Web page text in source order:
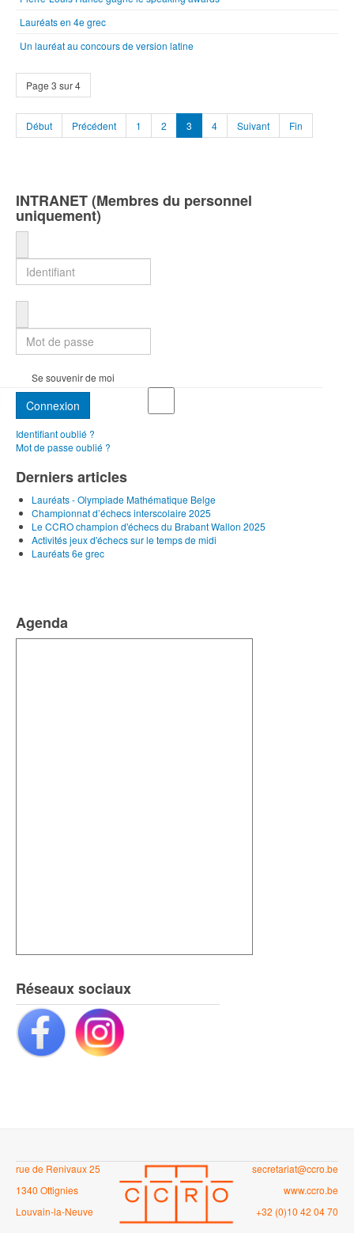
Lauréats en 4e grec
Un lauréat au concours de version latine
Page 3 sur 4
Début Précédent 1 2 3 4 Suivant Fin
INTRANET (Membres du personnel
uniquement)
Se souvenir de moi
Connexion
Identifiant oublié ?
Mot de passe oublié ?
Derniers articles
Lauréats - Olympiade Mathématique Belge
Championnat d’échecs interscolaire 2025
Le CCRO champion d'échecs du Brabant Wallon 2025
Activités jeux d'échecs sur le temps de midi
Lauréats 6e grec
Agenda
Réseaux sociaux
rue de Renivaux 25
1340 Ottignies
Louvain-la-Neuve
secretariat@ccro.be
www.ccro.be
+32 (0)10 42 04 70